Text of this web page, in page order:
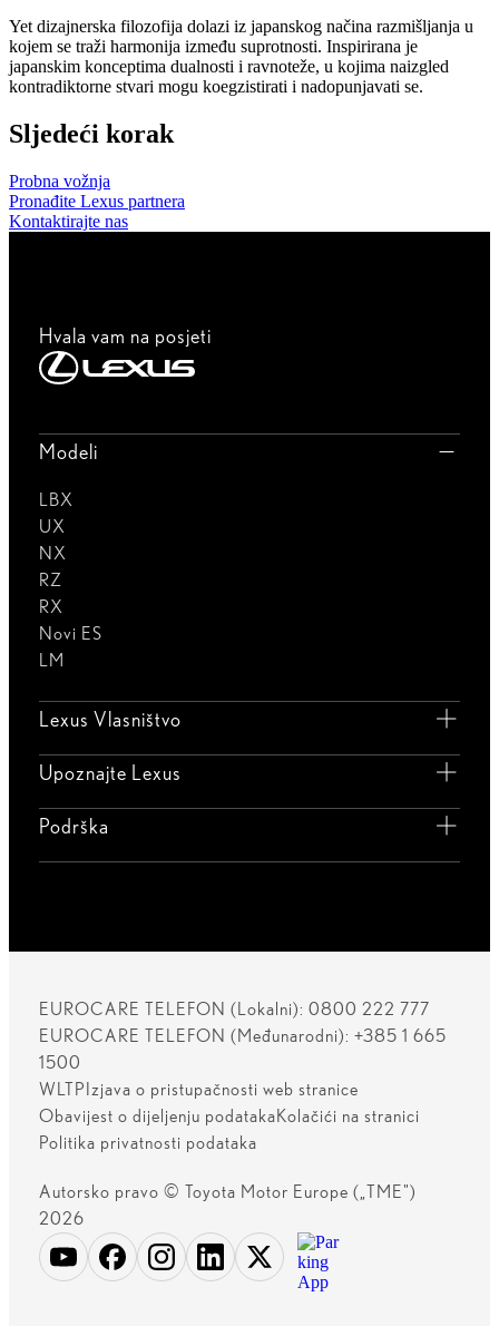
Yet dizajnerska filozofija dolazi iz japanskog načina razmišljanja u
kojem se traži harmonija između suprotnosti. Inspirirana je
japanskim konceptima dualnosti i ravnoteže, u kojima naizgled
kontradiktorne stvari mogu koegzistirati i nadopunjavati se.
Sljedeći korak
Probna vožnja
Pronađite Lexus partnera
Kontaktirajte nas
Hvala vam na posjeti
Modeli
LBX
UX
NX
RZ
RX
Novi ES
LM
Lexus Vlasništvo
Upoznajte Lexus
Podrška
EUROCARE TELEFON (Lokalni): 0800 222 777
EUROCARE TELEFON (Međunarodni): +385 1 665
1500
WLTPIzjava o pristupačnosti web stranice
Obavijest o dijeljenju podatakaKolačići na stranici
Politika privatnosti podataka
Autorsko pravo © Toyota Motor Europe („TME")
2026